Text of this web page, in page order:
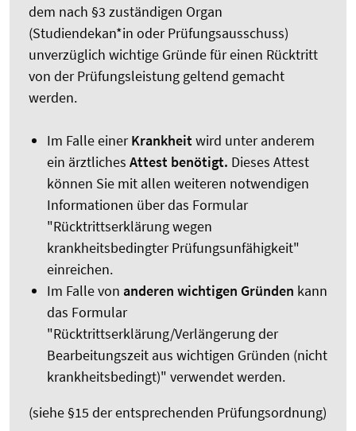
dem nach §3 zuständigen Organ
(Studiendekan*in oder Prüfungsausschuss)
unverzüglich wichtige Gründe für einen Rücktritt
von der Prüfungsleistung geltend gemacht
werden.
Im Falle einerKrankheitwird unter anderem
ein ärztliches Attest benötigt. Dieses Attest
können Sie mit allen weiteren notwendigen
Informationen über das Formular
"Rücktrittserklärung wegen
krankheitsbedingter Prüfungsunfähigkeit"
einreichen.
Im Falle von anderen wichtigen Gründen kann
das Formular
"Rücktrittserklärung/Verlängerung der
Bearbeitungszeit aus wichtigen Gründen (nicht
krankheitsbedingt)" verwendet werden.
(siehe §15 der entsprechenden Prüfungsordnung)